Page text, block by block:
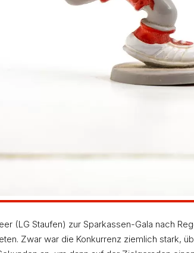
(LG Staufen) zur Sparkassen-Gala nach
Zwar war die Konkurrenz ziemlich stark,